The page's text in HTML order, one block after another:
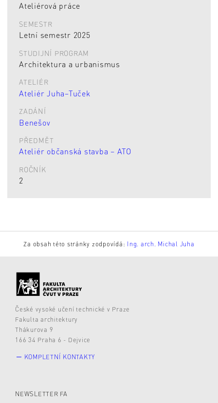
Ateliérová práce
SEMESTR
Letní semestr 2025
STUDIJNÍ PROGRAM
Architektura a urbanismus
ATELIÉR
Ateliér Juha–Tuček
ZADÁNÍ
Benešov
PŘEDMĚT
Ateliér občanská stavba – ATO
ROČNÍK
2
Za obsah této stránky zodpovídá: Ing. arch. Michal Juha
České vysoké učení technické v Praze
Fakulta architektury
Thákurova 9
166 34 Praha 6 - Dejvice
KOMPLETNÍ KONTAKTY
NEWSLETTER FA